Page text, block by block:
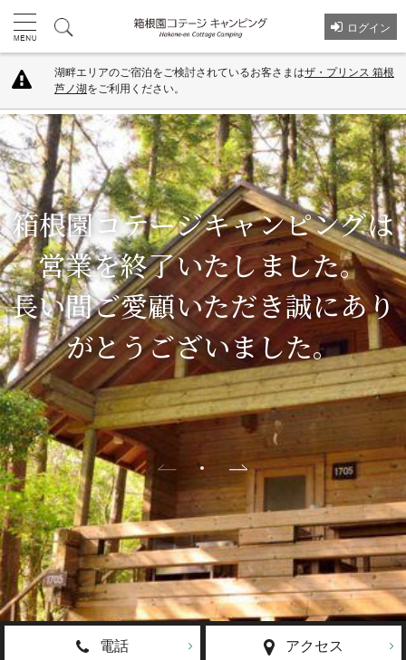
ログイン
湖畔エリアのご宿泊をご検討されているお客さまはザ・プリンス 箱根
芦ノ湖をご利用ください。
箱根園コテージキャンピングは
営業を終了いたしました。
長い間ご愛顧いただき誠にあり
がとうございました。
電話 アクセス